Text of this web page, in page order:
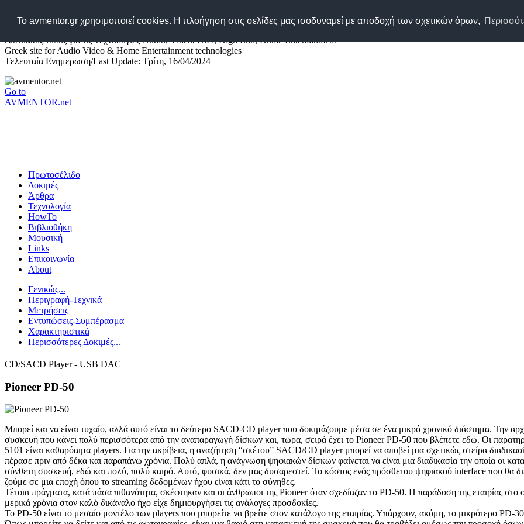
Το avmentor.gr χρησιμοποιεί cookies. Η πλοήγηση στις σελίδες μας ισοδυναμεί με αποδοχή των σχετικών όρων,
Δικτυακός τόπος για τις Τεχνολογίες Audio, Video, HiFi, High End, Home Entertainment
Greek site for Audio Video & Home Entertainment technologies
Tελευταία Ενημερωση/Last Update: Τρίτη, 16/04/2024
Go to
AVMENTOR.net
Πρωτοσέλιδο
Δοκιμές
Άρθρα
Τεχνολογία
HowTo
Βιβλιοθήκη
Μουσική
Links
Επικοινωνία
About
Γενικώς...
Περιγραφή-Τεχνικά
Μετρήσεις
Εντυπώσεις-Συμπέρασμα
Χαρακτηριστικά
Περισσότερες Δοκιμές...
CD/SACD Player - USB DAC
Pioneer PD-50
Μπορεί και να είναι τυχαίο, αλλά αυτό είναι το δεύτερο SACD-CD player που δοκιμάζουμε μέσα σε ένα μικρό χρονικό διάστημα. Την
συσκευή που κάνει πολύ περισσότερα από την αναπαραγωγή δίσκων και, τώρα, σειρά έχει το Pioneer PD-50 που βλέπετε εδώ. Οι
5101 είναι καθαρόαιμα players. Για την ακρίβεια, η αναζήτηση “σκέτου” SACD/CD player μπορεί να αποβεί μια σχετικώς στείρα
πέρασε πριν από δέκα και παραπάνω χρόνια. Πολύ απλά, η ανάγνωση ψηφιακών δίσκων φαίνεται να είναι μια διαδικασία την οποία οι
σύνθετη συσκευή, εδώ και πολύ, πολύ καιρό. Αυτό, φυσικά, δεν μας δυσαρεστεί. Το κόστος ενός πρόσθετου ψηφιακού interface που θα
ζούμε σε μια εποχή όπου το streaming δεδομένων ήχου είναι κάτι το σύνηθες.
Τέτοια πράγματα, κατά πάσα πιθανότητα, σκέφτηκαν και οι άνθρωποι της Pioneer όταν σχεδίαζαν το PD-50. Η παράδοση της εταιρίας στο
μερικά χρόνια στον καλό δικάναλο ήχο είχε δημιουργήσει τις ανάλογες προσδοκίες.
Το PD-50 είναι το μεσαίο μοντέλο των players που μπορείτε να βρείτε στον κατάλογο της εταιρίας. Υπάρχουν, ακόμη, το μικρότερο